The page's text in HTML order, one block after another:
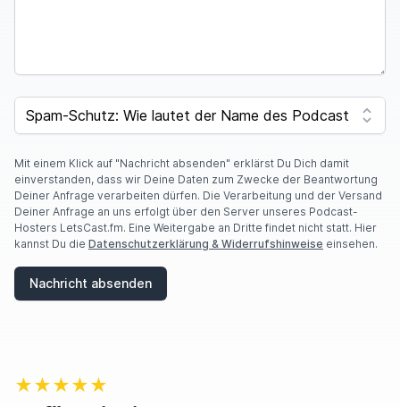
SPAM CAPTCHA
Mit einem Klick auf "Nachricht absenden" erklärst Du Dich damit
einverstanden, dass wir Deine Daten zum Zwecke der Beantwortung
Deiner Anfrage verarbeiten dürfen. Die Verarbeitung und der Versand
Deiner Anfrage an uns erfolgt über den Server unseres Podcast-
Hosters LetsCast.fm. Eine Weitergabe an Dritte findet nicht statt. Hier
kannst Du die Datenschutzerklärung & Widerrufshinweise einsehen.
Nachricht absenden
★★★★★